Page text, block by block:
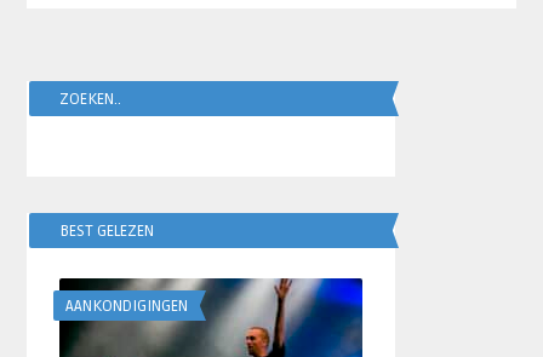
ZOEKEN..
BEST GELEZEN
AANKONDIGINGEN